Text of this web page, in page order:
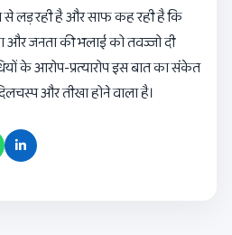
से लड़ रही है और साफ कह रही है कि
और जनता की भलाई को तवज्जो दी
के आरोप-प्रत्यारोप इस बात का संकेत
और तीखा होने वाला है।